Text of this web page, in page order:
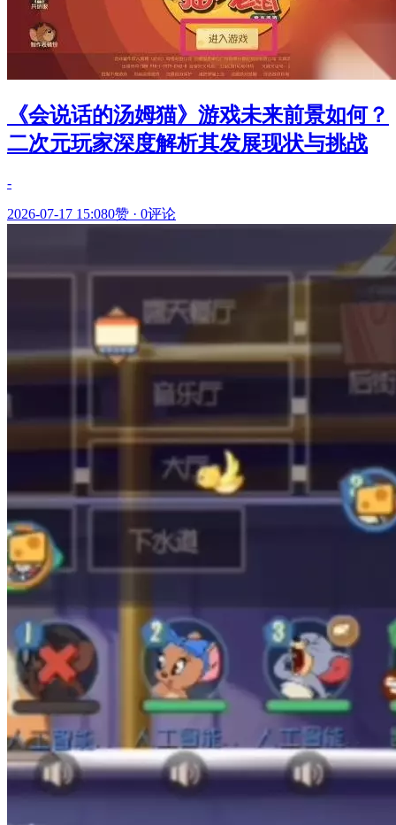
《会说话的汤姆猫》游戏未来前景如何？
二次元玩家深度解析其发展现状与挑战
-
2026-07-17 15:080赞 · 0评论